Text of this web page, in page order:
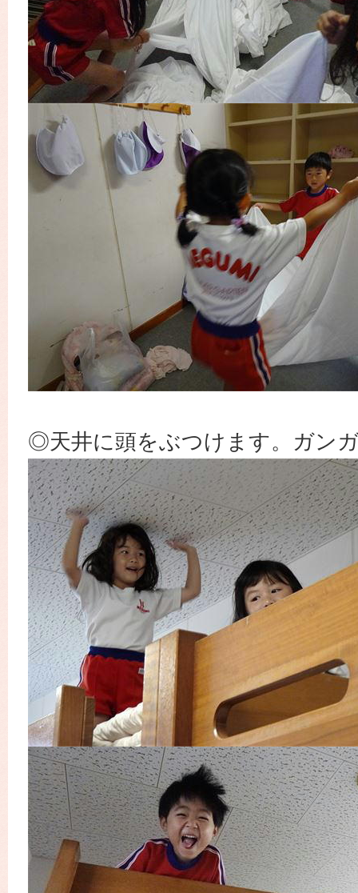
◎天井に頭をぶつけます。ガン